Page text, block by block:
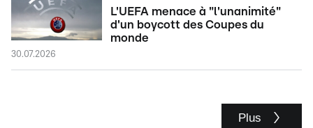
L'UEFA menace à "l'unanimité"
d'un boycott des Coupes du
monde
30.07.2026
Plus